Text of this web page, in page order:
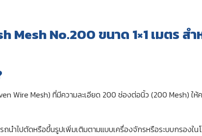
No.200 ขนาด 1×1 เมตร ส
Wire Mesh) ที่มีความละเอียด 200 ช่องต่อนิ้ว (200 Mesh) ให้
นำไปตัดหรือขึ้นรูปเพิ่มเติมตามแบบเครื่องจักรหรือระบบกรองใน